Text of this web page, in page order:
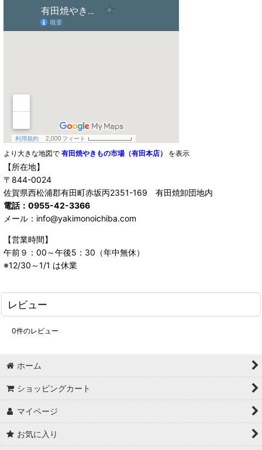
より大きな地図で 有田焼やきもの市場（有田本店） を表示
【所在地】
〒844-0024
佐賀県西松浦郡有田町赤坂丙2351-169 有田焼卸団地内
電話：0955-42-3366
メール：info@yakimonoichiba.com
【営業時間】
午前９：00～午後5：30（年中無休）
※12/30～1/1 は休業
レビュー
0件のレビュー
ホーム
ショッピングカート
マイページ
お気に入り